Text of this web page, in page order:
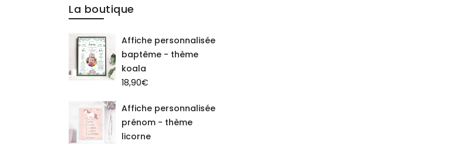
La boutique
Affiche personnalisée
baptême - thème
koala
18,90€
Affiche personnalisée
prénom - thème
licorne